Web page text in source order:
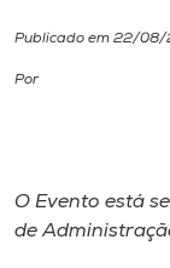
CPA
Publicado em 22/
Por
O Evento está
de